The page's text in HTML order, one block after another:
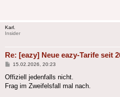
Karl.
Insider
Re: [eazy] Neue eazy-Tarife seit
Beitrag
15.02.2026, 20:23
Offiziell jedenfalls nicht.
Frag im Zweifelsfall mal nach.